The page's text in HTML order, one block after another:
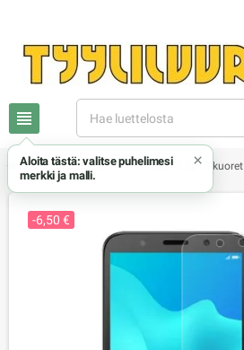
view_headline
chevron_rightHonor / Huaweichevron_rightHuawei Y5 2018 kuoret
-6,50 €
Aloita tästä: valitse puhelimesi
merkki ja malli.
×